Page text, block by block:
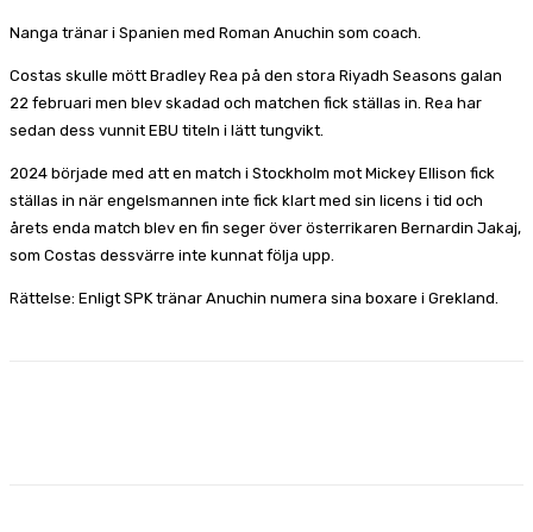
Nanga tränar i Spanien med Roman Anuchin som coach.
Costas skulle mött Bradley Rea på den stora Riyadh Seasons galan
22 februari men blev skadad och matchen fick ställas in. Rea har
sedan dess vunnit EBU titeln i lätt tungvikt.
2024 började med att en match i Stockholm mot Mickey Ellison fick
ställas in när engelsmannen inte fick klart med sin licens i tid och
årets enda match blev en fin seger över österrikaren Bernardin Jakaj,
som Costas dessvärre inte kunnat följa upp.
Rättelse: Enligt SPK tränar Anuchin numera sina boxare i Grekland.